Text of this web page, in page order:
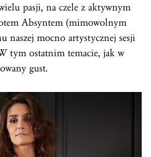
pasji, na czele z aktywnym
Absyntem (mimowolnym
naszej mocno artystycznej sesji
tym ostatnim temacie, jak w
gust.